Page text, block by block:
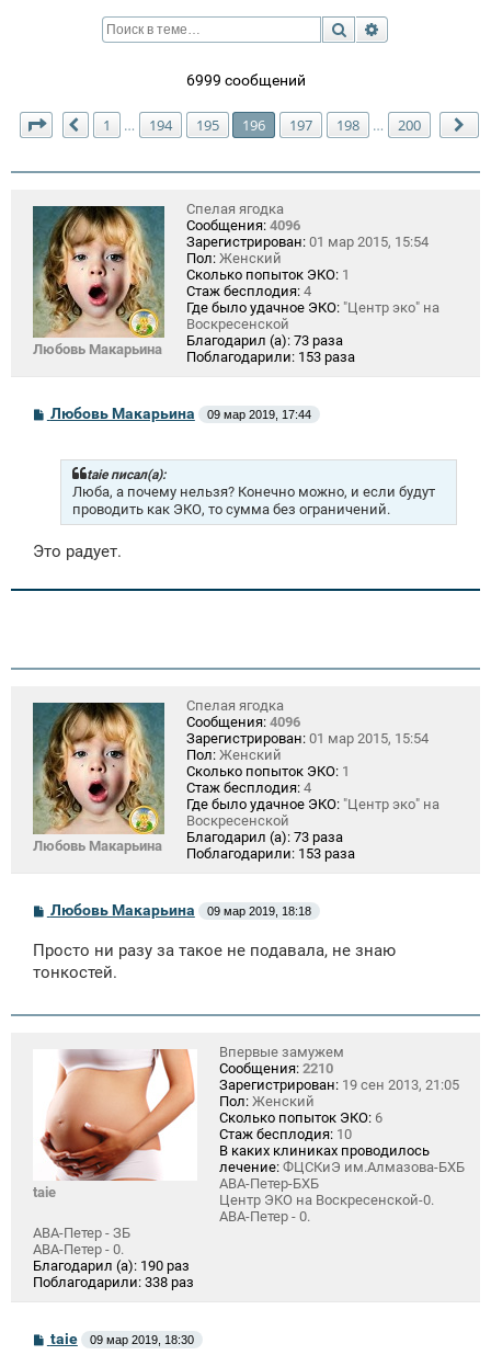
Поиск
6999 сообщений
Страница 196 из200
Пред.
1 … 194 195 196 197 198 … 200
Любовь Макарьина
Спелая ягодка
Сообщения: 4096
Зарегистрирован: 01 мар 2015, 15:54
Пол: Женский
Сколько попыток ЭКО: 1
Стаж бесплодия: 4
Где было удачное ЭКО: "Центр эко" на
Воскресенской
Благодарил (а): 73 раза
Поблагодарили: 153 раза
С
Любовь Макарьина 09 мар 2019, 17:44
taie писал(а):
Люба, а почему нельзя? Конечно можно, и если будут
проводить как ЭКО, то сумма без ограничений.
Это радует.
Любовь Макарьина
Спелая ягодка
Сообщения: 4096
Зарегистрирован: 01 мар 2015, 15:54
Пол: Женский
Сколько попыток ЭКО: 1
Стаж бесплодия: 4
Где было удачное ЭКО: "Центр эко" на
Воскресенской
Благодарил (а): 73 раза
Поблагодарили: 153 раза
С
б
щ
и
Любовь Макарьина 09 мар 2019, 18:18
Просто ни разу за такое не подавала, не знаю
тонкостей.
taie
Впервые замужем
Сообщения: 2210
Зарегистрирован: 19 сен 2013, 21:05
Пол: Женский
Сколько попыток ЭКО: 6
Стаж бесплодия: 10
В каких клиниках проводилось
лечение: ФЦСКиЭ им.Алмазова-БХБ
АВА-Петер-БХБ
Центр ЭКО на Воскресенской-0.
АВА-Петер - 0.
АВА-Петер - ЗБ
АВА-Петер - 0.
Благодарил (а): 190 раз
Поблагодарили: 338 раз
Сtaie 09 мар 2019, 18:30